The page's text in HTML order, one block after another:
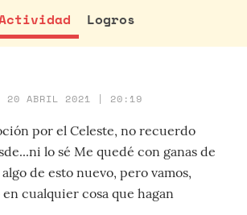
Logros
20 ABRIL 2021 | 20:19
por el Celeste, no recuerdo
lo sé Me quedé con ganas de
de esto nuevo, pero vamos,
cualquier cosa que hagan